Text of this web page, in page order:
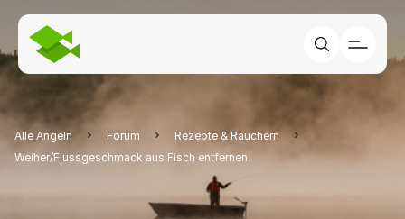
Alle Angeln Forum
Rezepte & Räuchern
Weiher/Flussgeschmack aus Fisch entfernen